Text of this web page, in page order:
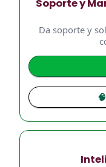
Soporte y
Da soporte y